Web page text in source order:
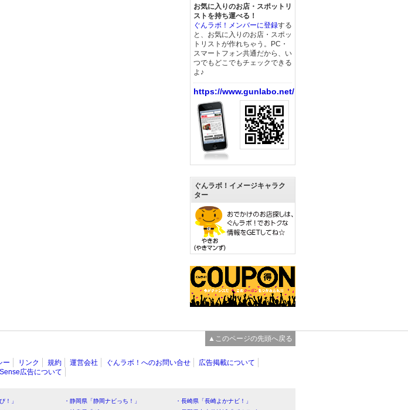
お気に入りのお店・スポットリ
ストを持ち運べる！
ぐんラボ！メンバーに登録する
と、お気に入りのお店・スポッ
トリストが作れちゃう。PC・
スマートフォン共通だから、い
つでもどこでもチェックできる
よ♪
https://www.gunlabo.net/
ぐんラボ！イメージキャラク
ター
▲このページの先頭へ戻る
ー リンク 規約 運営会社 ぐんラボ！へのお問い合せ
広告掲載について
広告について
！」 ・静岡県「静岡ナビっち！」
・長崎県「長崎よかナビ！」